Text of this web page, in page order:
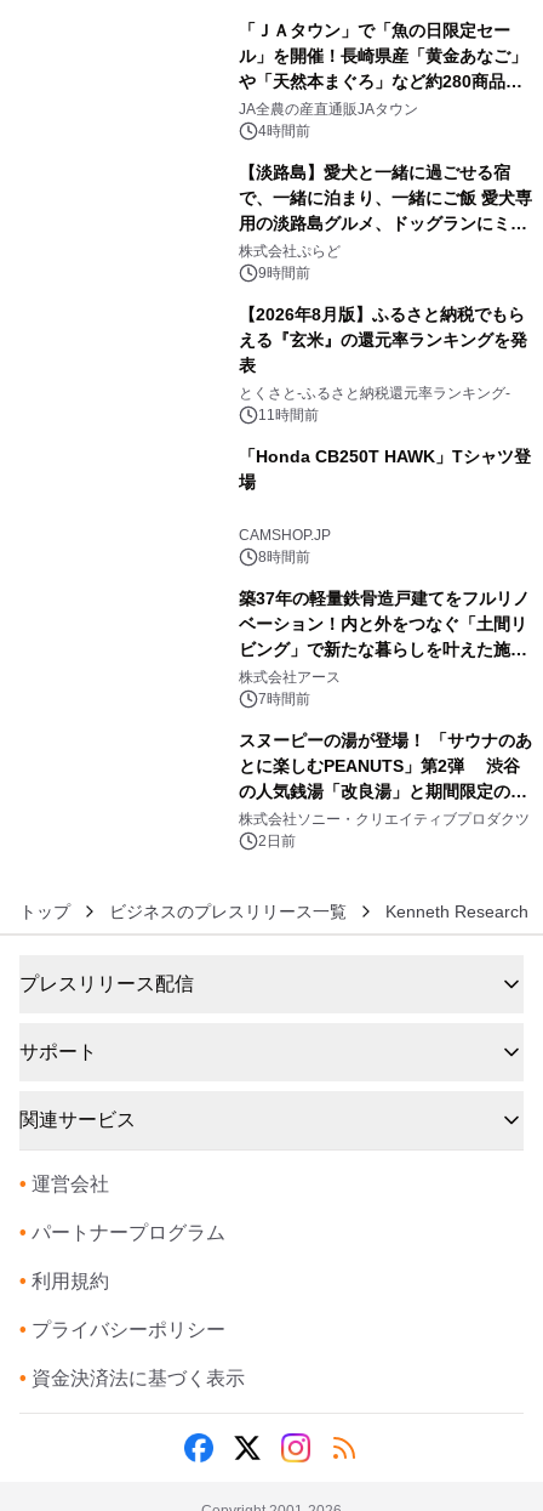
「ＪＡタウン」で「魚の日限定セー
ル」を開催！長崎県産「黄金あなご」
や「天然本まぐろ」など約280商品を
販売！～毎月１０日の定例企画～
JA全農の産直通販JAタウン
4時間前
【淡路島】愛犬と一緒に過ごせる宿
で、一緒に泊まり、一緒にご飯 愛犬専
用の淡路島グルメ、ドッグランにミニ
プール グランピングとトレーラーハウ
スの2施設で
株式会社ぷらど
9時間前
【2026年8月版】ふるさと納税でもら
える『玄米』の還元率ランキングを発
表
とくさと-ふるさと納税還元率ランキング-
11時間前
「Honda CB250T HAWK」Tシャツ登
場
CAMSHOP.JP
8時間前
築37年の軽量鉄骨造戸建てをフルリノ
ベーション！内と外をつなぐ「土間リ
ビング」で新たな暮らしを叶えた施工
事例を株式会社アースが公開
株式会社アース
7時間前
スヌーピーの湯が登場！ 「サウナのあ
とに楽しむPEANUTS」第2弾 渋谷
の人気銭湯「改良湯」と期間限定のコ
ラボレーション サウナイキタイコラ
ボグッズも発売決定！
株式会社ソニー・クリエイティブプロダクツ
2日前
トップ ビジネスのプレスリリース一覧 Kenneth Research
プレスリリース配信
サポート
関連サービス
• 運営会社
• パートナープログラム
• 利用規約
• プライバシーポリシー
• 資金決済法に基づく表示